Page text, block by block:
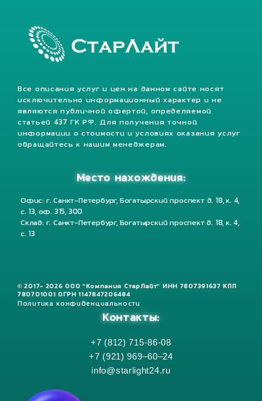
Все описания услуг и цен на данном сайте носят
исключительно информационный характер и не
являются публичной офертой, определяемой
статьей 437 ГК РФ. Для получения точной
информации о стоимости и условиях оказания услуг
обращайтесь к нашим менеджерам.
Место нахождения:
Офис: г. Санкт-Петербург, Богатырский проспект д. 18, к. 4,
с. 13, оф. 315, 300
Склад: г. Санкт-Петербург, Богатырский проспект д. 18, к. 4,
с. 13
© 2017- 2026 ООО "Компания СтарЛайт" ИНН 7807391637 КПП
780701001 ОГРН 1147847206484
Политика конфиденциальности
Контакты:
+7 (812) 715-86-08
+7 (921) 969–60–24
info@starlight24.ru